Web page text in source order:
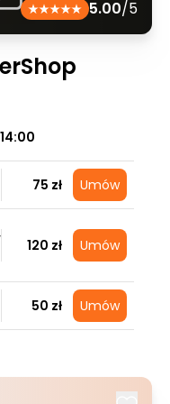
5.00/5
75 zł Umów
120 zł Umów
50 zł Umów